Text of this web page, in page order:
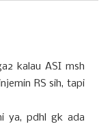
kalau ASI msh
RS sih, tapi
ya, pdhl gk ada